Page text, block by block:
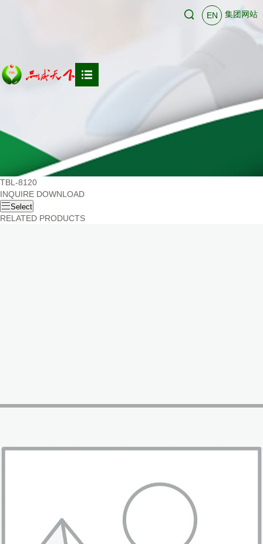
EN 集团网站
TBL-8120
INQUIRE DOWNLOAD
Select
RELATED PRODUCTS